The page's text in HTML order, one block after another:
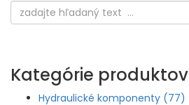
Kategórie produktov
Hydraulické komponenty (77)